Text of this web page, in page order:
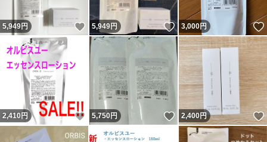
5,949円 いいね！
5,949円 いいね！
3,000円
2,410 円 いいね！
5,750円 いいね！
2,400円